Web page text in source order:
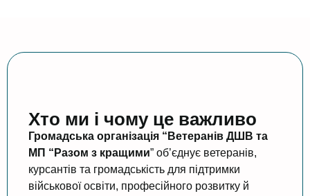
Хто ми і чому це важливо
Громадська організація “Ветеранів ДШВ та
МП “Разом з кращими” об’єднує ветеранів,
курсантів та громадськість для підтримки
військової освіти, професійного розвитку й